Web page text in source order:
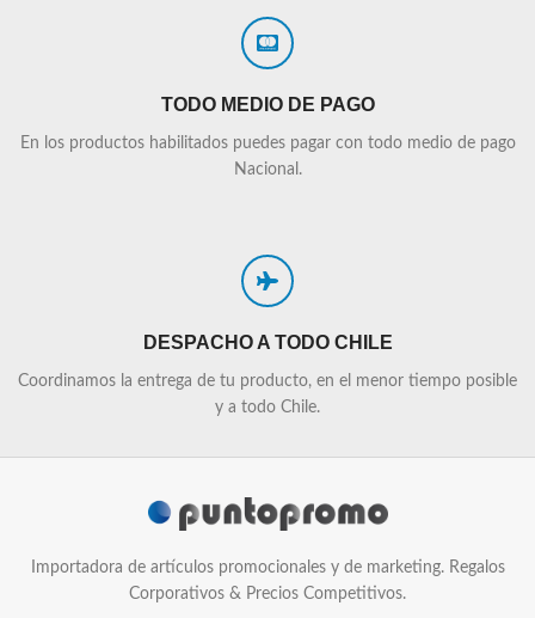
TODO MEDIO DE PAGO
En los productos habilitados puedes pagar con todo medio de pago
Nacional.
DESPACHO A TODO CHILE
Coordinamos la entrega de tu producto, en el menor tiempo posible
y a todo Chile.
Importadora de artículos promocionales y de marketing. Regalos
Corporativos & Precios Competitivos.